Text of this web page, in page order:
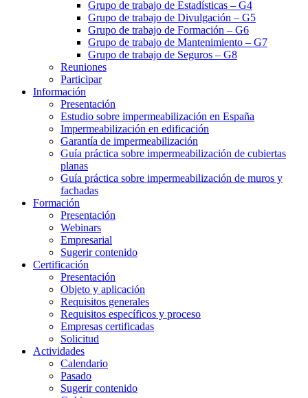
Grupo de trabajo de Estadísticas – G4
Grupo de trabajo de Divulgación – G5
Grupo de trabajo de Formación – G6
Grupo de trabajo de Mantenimiento – G7
Grupo de trabajo de Seguros – G8
Reuniones
Participar
Información
Presentación
Estudio sobre impermeabilización en España
Impermeabilización en edificación
Garantía de impermeabilización
Guía práctica sobre impermeabilización de cubiertas
planas
Guía práctica sobre impermeabilización de muros y
fachadas
Formación
Presentación
Webinars
Empresarial
Sugerir contenido
Certificación
Presentación
Objeto y aplicación
Requisitos generales
Requisitos específicos y proceso
Empresas certificadas
Solicitud
Actividades
Calendario
Pasado
Sugerir contenido